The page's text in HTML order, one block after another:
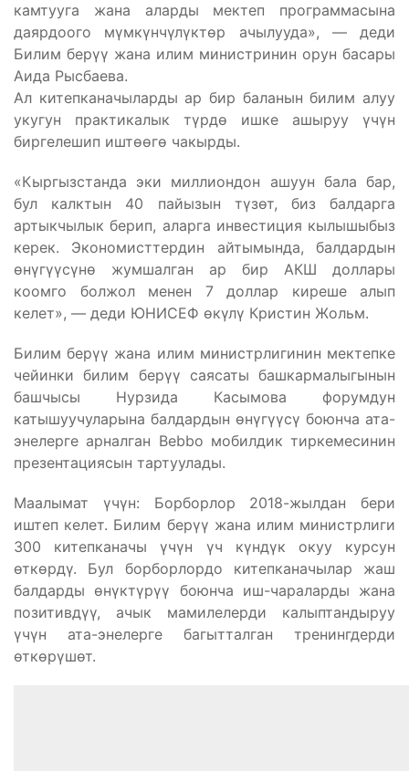
камтууга жана аларды мектеп программасына
даярдоого мүмкүнчүлүктөр ачылууда», — деди
Билим берүү жана илим министринин орун басары
Аида Рысбаева.
Ал китепканачыларды ар бир баланын билим алуу
укугун практикалык түрдө ишке ашыруу үчүн
биргелешип иштөөгө чакырды.
«Кыргызстанда эки миллиондон ашуун бала бар,
бул калктын 40 пайызын түзөт, биз балдарга
артыкчылык берип, аларга инвестиция кылышыбыз
керек. Экономисттердин айтымында, балдардын
өнүгүүсүнө жумшалган ар бир АКШ доллары
коомго болжол менен 7 доллар киреше алып
келет», — деди ЮНИСЕФ өкүлү Кристин Жольм.
Билим берүү жана илим министрлигинин мектепке
чейинки билим берүү саясаты башкармалыгынын
башчысы Нурзида Касымова форумдун
катышуучуларына балдардын өнүгүүсү боюнча ата-
энелерге арналган Bebbo мобилдик тиркемесинин
презентациясын тартуулады.
Маалымат үчүн: Борборлор 2018-жылдан бери
иштеп келет. Билим берүү жана илим министрлиги
300 китепканачы үчүн үч күндүк окуу курсун
өткөрдү. Бул борборлордо китепканачылар жаш
балдарды өнүктүрүү боюнча иш-чараларды жана
позитивдүү, ачык мамилелерди калыптандыруу
үчүн ата-энелерге багытталган тренингдерди
өткөрүшөт.